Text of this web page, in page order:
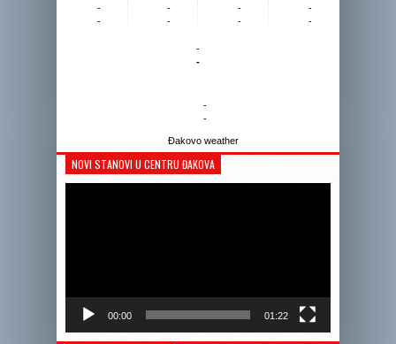
-
-
-
-
-
-
-
-
-
-
-
-
Đakovo weather
NOVI STANOVI U CENTRU ĐAKOVA
00:00 01:22